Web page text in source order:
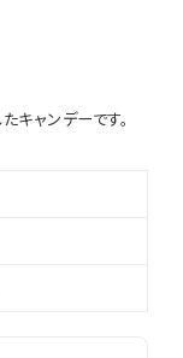
キャンデーです。